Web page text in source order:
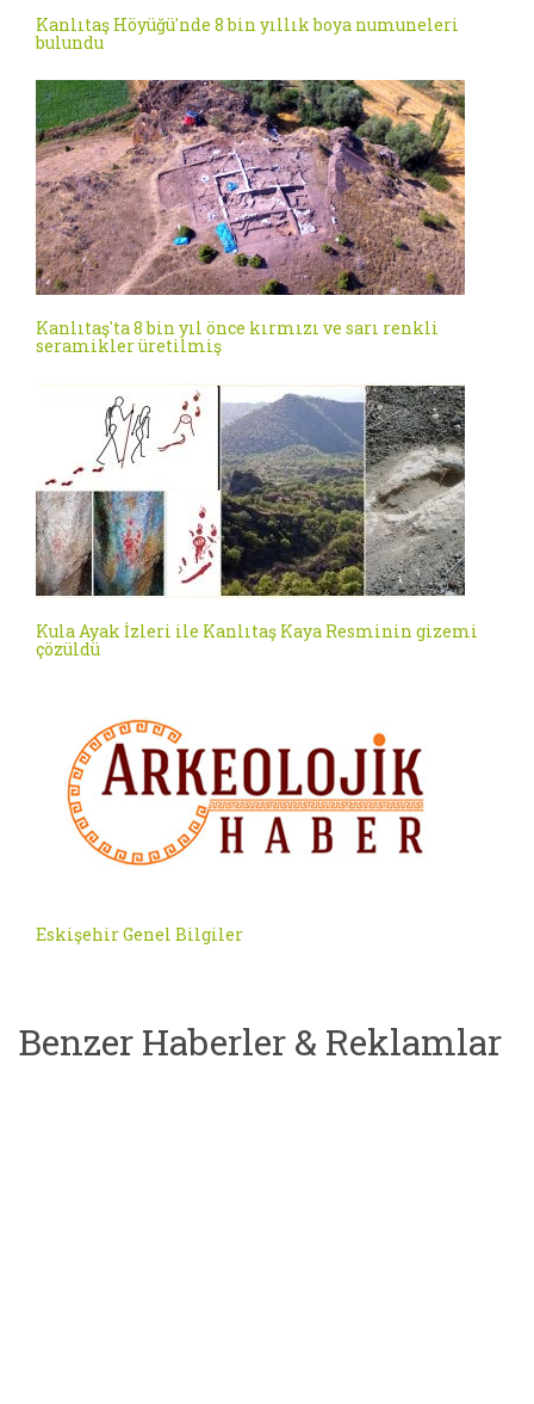
Kanlıtaş Höyüğü'nde 8 bin yıllık boya numuneleri
bulundu
Kanlıtaş'ta 8 bin yıl önce kırmızı ve sarı renkli
seramikler üretilmiş
Kula Ayak İzleri ile Kanlıtaş Kaya Resminin gizemi
çözüldü
Eskişehir Genel Bilgiler
Benzer Haberler & Reklamlar